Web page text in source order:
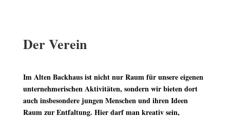
Der Verein
Im Alten Backhaus ist nicht nur Raum für unsere eigenen
unternehmerischen Aktivitäten, sondern wir bieten dort
auch insbesondere jungen Menschen und ihren Ideen
Raum zur Entfaltung. Hier darf man kreativ sein,